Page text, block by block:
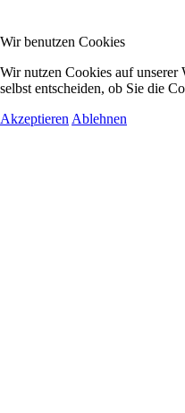
Wir benutzen Cookies
Wir nutzen Cookies auf unserer
selbst entscheiden, ob Sie die
Akzeptieren Ablehnen